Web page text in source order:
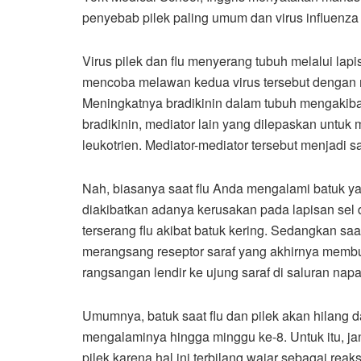
penyebab pilek paling umum dan virus
Virus pilek dan flu menyerang tubuh melalui
mencoba melawan kedua virus tersebut
Meningkatnya bradikinin dalam tubuh
bradikinin, mediator lain yang dilepaskan untuk
leukotrien. Mediator-mediator tersebut menjadi
Nah, biasanya saat flu Anda mengalami batuk
diakibatkan adanya kerusakan pada lapisan
terserang flu akibat batuk kering. Sedangkan
merangsang reseptor saraf yang akhirnya
rangsangan lendir ke ujung saraf di saluran
Umumnya, batuk saat flu dan pilek akan hilang
mengalaminya hingga minggu ke-8. Untuk itu,
pilek karena hal ini terbilang wajar sebagai